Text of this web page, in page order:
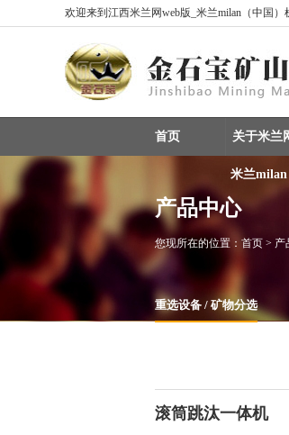
欢迎来到江西米兰网web版_米兰milan（中国
首页 关于米兰
米兰milan
产品中心
您现所在的位置： 首页 > 产
重选设备 / 矿物分选
滚筒跳汰一体机